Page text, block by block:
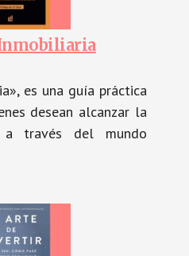
es una guía práctica
desean alcanzar la
a través del mundo